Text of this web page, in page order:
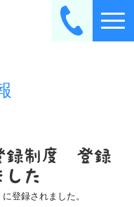
録制度 登録
した
登録されました。